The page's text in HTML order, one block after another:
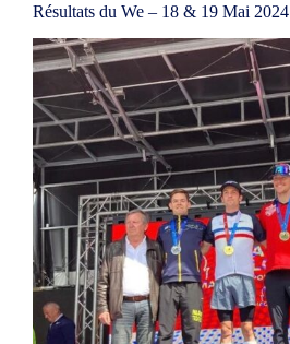
Résultats du We – 18 & 19 Mai 2024